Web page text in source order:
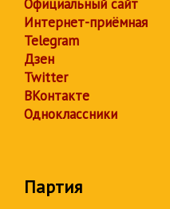
Официальный сайт
Интернет-приёмная
Telegram
Дзен
Twitter
ВКонтакте
Одноклассники
Партия